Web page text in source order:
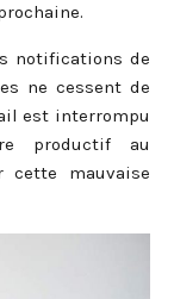
notifications de
ne cessent de
est interrompu
productif au
cette mauvaise